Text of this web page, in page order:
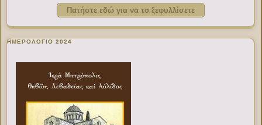
Πατήστε εδώ για να το ξεφυλλίσετε
ΗΜΕΡΟΛΟΓΙΟ 2024